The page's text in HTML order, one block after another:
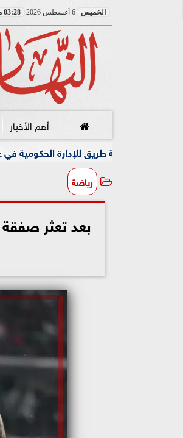
الخميس 6 أغسطس 2026 03:28 مـ
أهم الأخبار
للإدارة الحكومية في عصر الذكاء
رياضة
بعد تعثر